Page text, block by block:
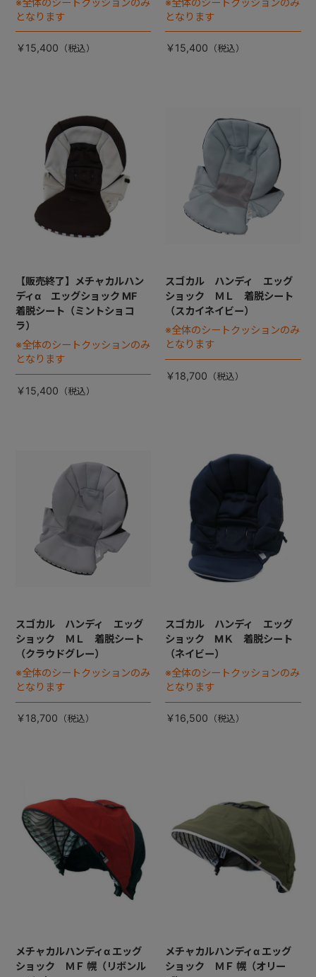
となります
￥15,400
となります
￥15,400
【販売終了】メチャカルハン
ディα エッグショック MF
着脱シート（ミントショコ
ラ）
※全体のシートクッションのみ
となります
￥15,400
スゴカル ハンディ エッグ
ショック ＭＬ 着脱シート
（スカイネイビー）
※全体のシートクッションのみ
となります
￥18,700
スゴカル ハンディ エッグ
ショック ＭＬ 着脱シート
（クラウドグレー）
※全体のシートクッションのみ
となります
￥18,700
スゴカル ハンディ エッグ
ショック MＫ 着脱シート
（ネイビー）
※全体のシートクッションのみ
となります
￥16,500
メチャカルハンディα エッグ
ショック ＭＦ 幌（リボンル
メチャカルハンディα エッグ
ショック ＭＦ 幌（オリー